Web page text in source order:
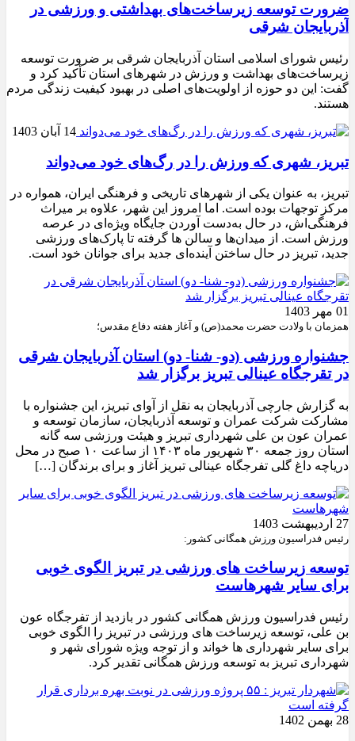
ضرورت توسعه زیرساخت‌های بهداشتی و ورزشی در
آذربایجان شرقی
رئیس شورای اسلامی استان آذربایجان شرقی بر ضرورت توسعه
زیرساخت‌های بهداشت و ورزش در شهرهای استان تأکید کرد و
گفت: این دو حوزه از اولویت‌های اصلی در بهبود کیفیت زندگی مردم
هستند.
14 آبان 1403
تبریز، شهری که ورزش را در رگ‌های خود می‌دواند
تبریز، به عنوان یکی از شهرهای تاریخی و فرهنگی ایران، همواره در
مرکز توجهات بوده است. اما امروز این شهر، علاوه بر میراث
فرهنگی‌اش، در حال به‌دست آوردن جایگاه ویژه‌ای در عرصه
ورزش است. از میدان‌ها و سالن ها گرفته تا پارک‌های ورزشی
جدید، تبریز در حال ساختن آینده‌ای جدید برای جوانان خود است.
01 مهر 1403
همزمان با ولادت حضرت محمد(ص) و آغاز هفته دفاع مقدس؛
جشنواره ورزشی (دو- شنا- دو) استان آذربایجان شرقی
در تقرجگاه عینالی تبریز برگزار شد
به گزارش جارچی آذربایجان به نقل از آوای تبریز، این جشنواره با
مشارکت شرکت عمران و توسعه آذربایجان، سازمان توسعه و
عمران عون بن علی شهرداری تبریز و هیئت ورزشی سه گانه
استان روز جمعه ۳۰ شهریور ماه ۱۴۰۳ از ساعت ۱۰ صبح در محل
دریاچه داغ گلی تفرجگاه عینالی تبریز آغاز و برای برندگان […]
27 اردیبهشت 1403
رئیس فدراسیون ورزش همگانی کشور:
توسعه زیرساخت های ورزشی در تبریز الگوی خوبی
برای سایر شهرهاست
رئیس فدراسیون ورزش همگانی کشور در بازدید از تفرجگاه عون
بن علی، توسعه زیرساخت های ورزشی در تبریز را الگوی خوبی
برای سایر شهرداری ها خواند و از توجه ویژه شورای شهر و
شهرداری تبریز به توسعه ورزش همگانی تقدیر کرد.
28 بهمن 1402